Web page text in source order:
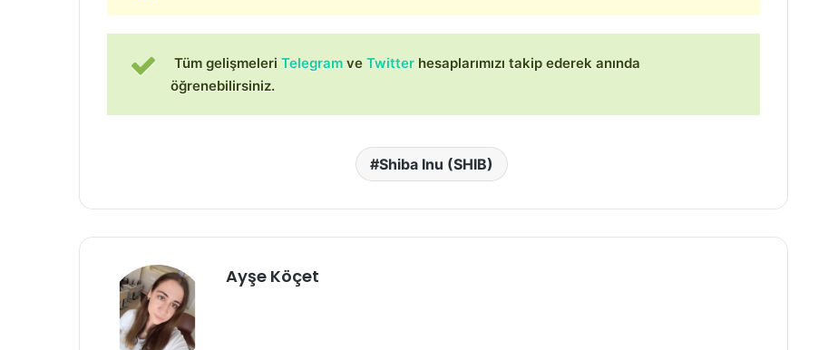
Tüm gelişmeleri Telegram ve Twitter hesaplarımızı takip ederek anında
öğrenebilirsiniz.
Shiba Inu (SHIB)
Ayşe Köçet